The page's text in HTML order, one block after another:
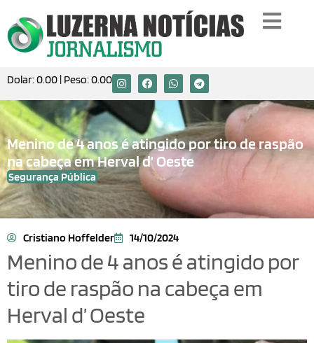
Dolar:0.00 | Peso:0.00
Menino de 4 anos é atingido por tiro de raspão
na cabeça em Herval d’ Oeste
Segurança Pública
Cristiano Hoffelder 14/10/2024
Menino de 4 anos é atingido por
tiro de raspão na cabeça em
Herval d’ Oeste